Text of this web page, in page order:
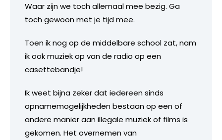
Waar zijn we toch allemaal mee bezig. Ga
toch gewoon met je tijd mee.
Toen ik nog op de middelbare school zat, nam
ik ook muziek op van de radio op een
casettebandje!
Ik weet bijna zeker dat iedereen sinds
opnamemogelijkheden bestaan op een of
andere manier aan illegale muziek of films is
gekomen. Het overnemen van